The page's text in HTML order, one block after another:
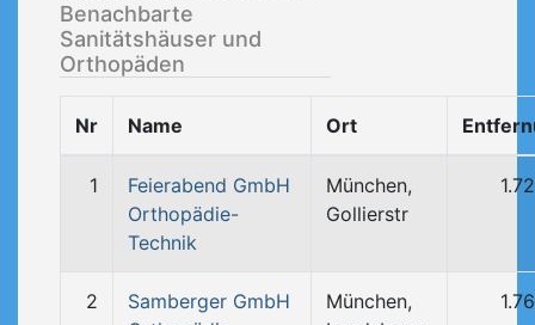
Benachbarte
Sanitätshäuser und
Orthopäden
Nr Name Ort
1
Feierabend GmbH
Orthopädie-
Technik
München,
Gollierstr
2
Samberger GmbH
München,